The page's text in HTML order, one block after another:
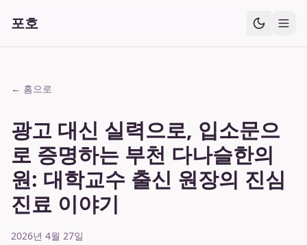
포호
← 홈으로
광고 대신 실력으로, 입소문으
로 증명하는 부천 다나슬한의
원: 대학교수 출신 원장의 진심
진료 이야기
2026년 4월 27일